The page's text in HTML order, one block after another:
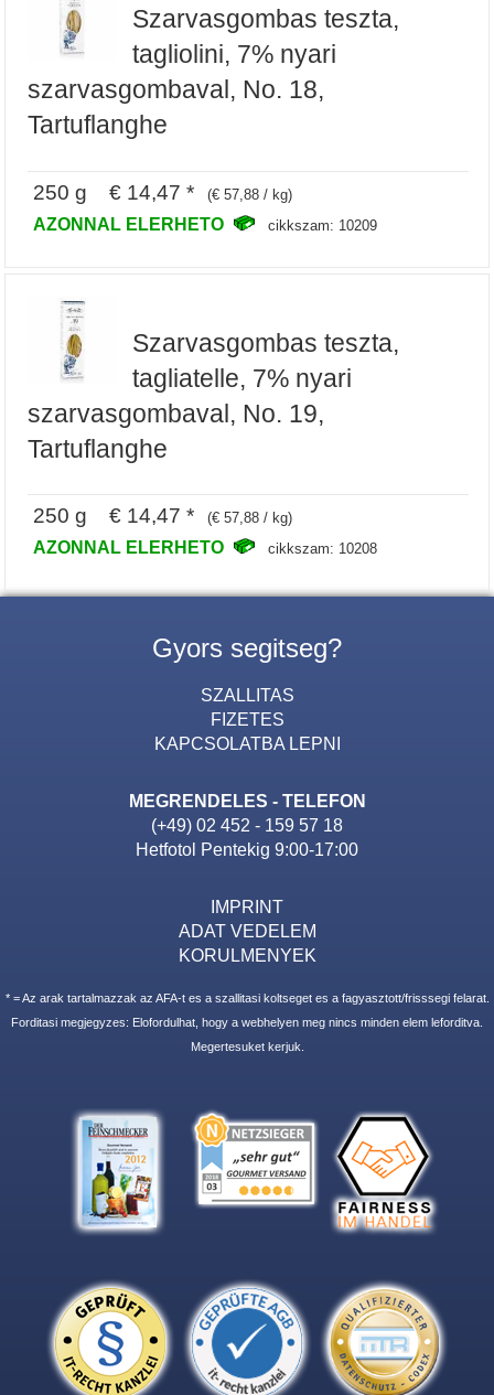
Szarvasgombas teszta,
tagliolini, 7% nyari
szarvasgombaval, No. 18,
Tartuflanghe
250 g € 14,47 * (€ 57,88 / kg)
AZONNAL ELERHETO cikkszam: 10209
Szarvasgombas teszta,
tagliatelle, 7% nyari
szarvasgombaval, No. 19,
Tartuflanghe
250 g € 14,47 * (€ 57,88 / kg)
AZONNAL ELERHETO cikkszam: 10208
Gyors segitseg?
SZALLITAS
FIZETES
KAPCSOLATBA LEPNI
MEGRENDELES - TELEFON
(+49) 02 452 - 159 57 18
Hetfotol Pentekig 9:00-17:00
IMPRINT
ADAT VEDELEM
KORULMENYEK
* = Az arak tartalmazzak az AFA-t es a szallitasi koltseget es a fagyasztott/frisssegi felarat.
Forditasi megjegyzes: Elofordulhat, hogy a webhelyen meg nincs minden elem leforditva.
Megertesuket kerjuk.